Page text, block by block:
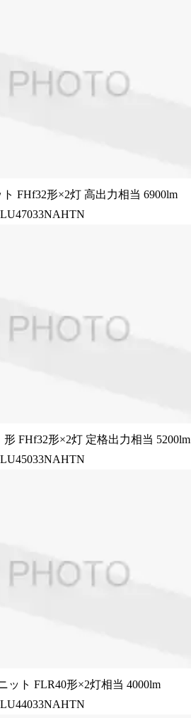
FHf32形×2灯 高出力相当 6900lm
FHf32形×2灯 定格出力相当 5200lm
ット FLR40形×2灯相当 4000lm